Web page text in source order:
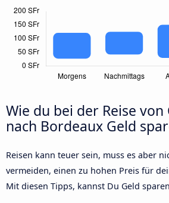
Wie du bei der Reise
nach Bordeaux Geld
Reisen kann teuer sein, muss es aber
vermeiden, einen zu hohen Preis für
Mit diesen Tipps, kannst Du Geld